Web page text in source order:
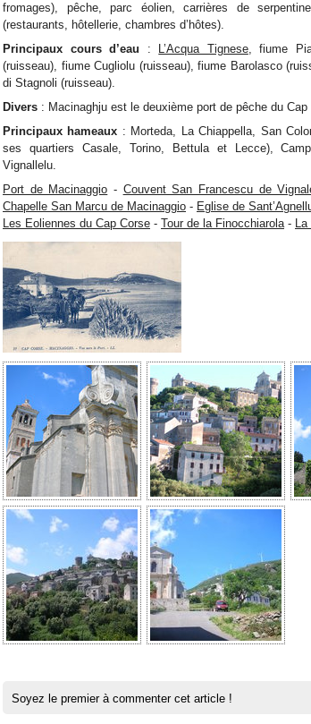
fromages), pêche, parc éolien, carrières de
(restaurants, hôtellerie, chambres d’hôtes).
Principaux cours d’eau : L’Acqua Tignese, fiume
(ruisseau), fiume Cugliolu (ruisseau), fiume Barolasco
di Stagnoli (ruisseau).
Divers : Macinaghju est le deuxième port de pêche du
Principaux hameaux : Morteda, La Chiappella, San
ses quartiers Casale, Torino, Bettula et Lecce),
Vignallelu.
Port de Macinaggio - Couvent San Francescu de
Chapelle San Marcu de Macinaggio - Eglise de
Les Eoliennes du Cap Corse - Tour de la Finocchiarola-
Soyez le premier à commenter cet article !